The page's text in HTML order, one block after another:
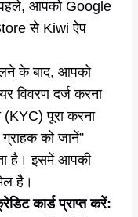
आपको Google
से Kiwi ऐप
के बाद, आपको
विवरण दर्ज करना
पूरा करना
को जानें”
है। इसमें आपकी
है।
कार्ड प्राप्त करें: